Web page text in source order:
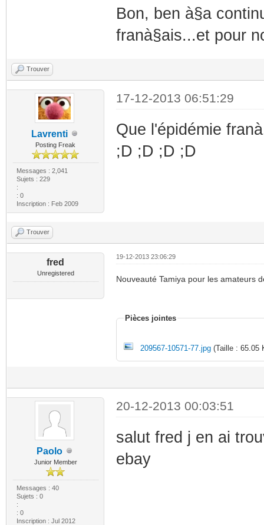
Bon, ben à§a
franà§ais...et pour
Trouver
Lavrenti
Posting Freak
Messages : 2,041
Sujets : 229
:
: 0
Inscription : Feb 2009
17-12-2013 06:51:29
Que l'épidémie
;D ;D ;D ;D
Trouver
fred
Unregistered
19-12-2013 23:06:29
Nouveauté Tamiya pour les amateurs
Pièces jointes
209567-10571-77.jpg(Taille : 65.05
Paolo
Junior Member
Messages : 40
Sujets : 0
:
: 0
Inscription : Jul 2012
20-12-2013 00:03:51
salut fred j en ai
ebay